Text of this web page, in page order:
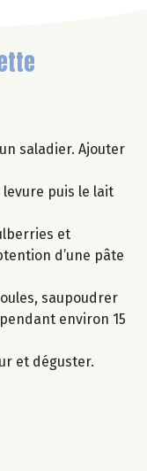
saladier. Ajouter
puis le lait
et
d’une pâte
saupoudrer
environ 15
et déguster.